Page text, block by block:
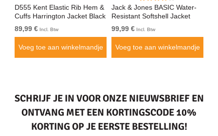
D555 Kent Elastic Rib Hem &
Cuffs Harrington Jacket Black
89,99 € Incl. Btw
Voeg toe aan winkelmandje
Jack & Jones BASIC Water-
Resistant Softshell Jacket
Black
99,99 € Incl. Btw
Voeg toe aan winkelmandje
SCHRIJF JE IN VOOR ONZE NIEUWSBRIEF EN
ONTVANG MET EEN KORTINGSCODE 10%
KORTING OP JE EERSTE BESTELLING!